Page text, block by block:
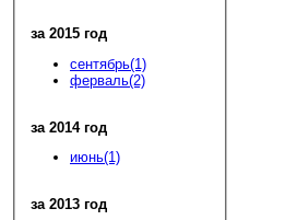
за 2015 год
сентябрь(1)
ферваль(2)
за 2014 год
июнь(1)
за 2013 год